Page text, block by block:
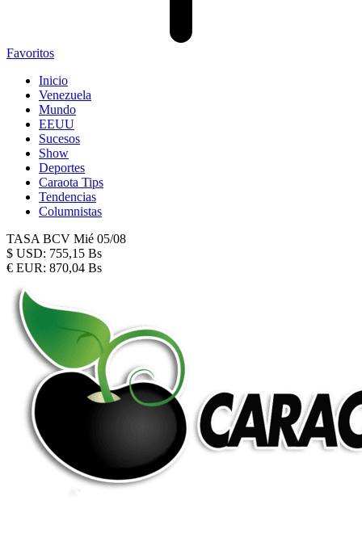
Favoritos
Inicio
Venezuela
Mundo
EEUU
Sucesos
Show
Deportes
Caraota Tips
Tendencias
Columnistas
TASA BCV Mié 05/08
$ USD: 755,15 Bs
€ EUR: 870,04 Bs